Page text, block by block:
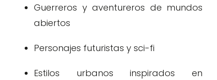
Guerreros y aventureros de mundos
abiertos
Personajes futuristas y sci-fi
Estilos urbanos inspirados en